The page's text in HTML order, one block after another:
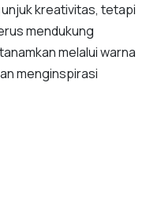
kreativitas, tetapi
mendukung
melalui warna
menginspirasi